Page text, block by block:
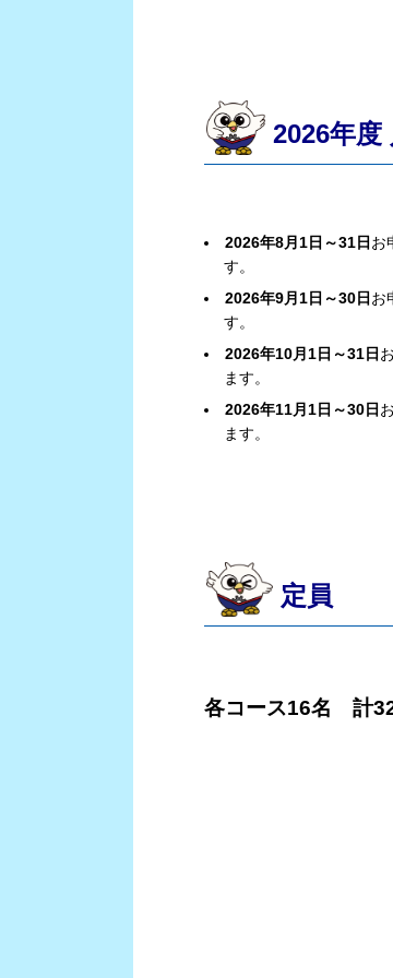
2026年度
2026年8月1日～31日お
す。
2026年9月1日～30日お
す。
2026年10月1日～31日
ます。
2026年11月1日～30日
ます。
定員
各コース16名 計